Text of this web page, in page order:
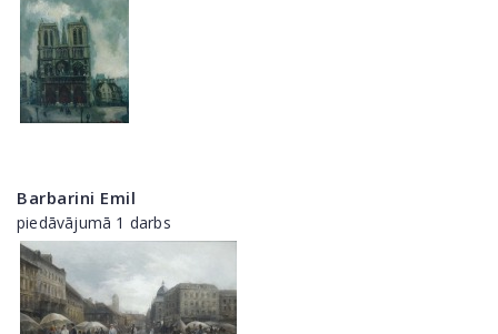
Barbarini Emil
piedāvājumā 1 darbs